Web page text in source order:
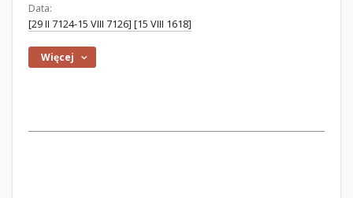
Data:
[29 II 7124-15 VIII 7126] [15 VIII 1618]
Więcej